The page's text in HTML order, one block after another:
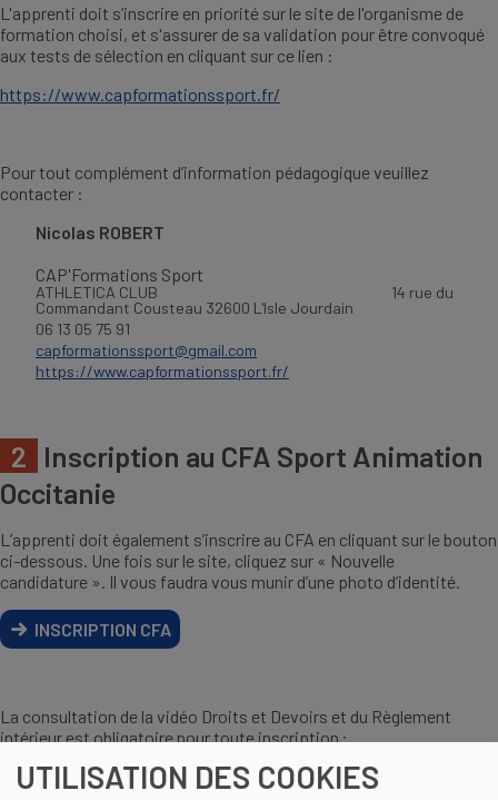
L'apprenti doit s’inscrire en priorité sur le site de l'organisme de
formation choisi, et s'assurer de sa validation pour être convoqué
aux tests de sélection en cliquant sur ce lien :
https://www.capformationssport.fr/
Pour tout complément d’information pédagogique veuillez
contacter :
Nicolas ROBERT
CAP'Formations Sport
ATHLETICA CLUB 14 rue du
Commandant Cousteau 32600 L'Isle Jourdain
06 13 05 75 91
capformationssport@gmail.com
https://www.capformationssport.fr/
2 Inscription au CFA Sport Animation
Occitanie
L’apprenti doit également s’inscrire au CFA en cliquant sur le bouton
ci-dessous. Une fois sur le site, cliquez sur « Nouvelle
candidature ». Il vous faudra vous munir d’une photo d’identité.
INSCRIPTION CFA
La consultation de la vidéo Droits et Devoirs et du Règlement
intérieur est obligatoire pour toute inscription :
UTILISATION DES COOKIES